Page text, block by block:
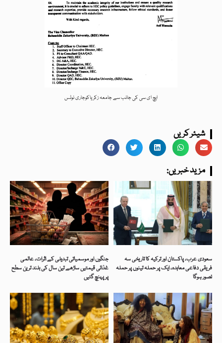
ایچ ای سی کی جانب سے جامعہ زکریاکوجاری نوٹس
شیئر کریں
:مزید خبریں
جنگوں اور موسمیاتی تبدیلی کے اثرات، عالمی
غذائی قیمتیں ساڑھے تین سال کی بلند ترین سطح
پر پہنچ گئیں
سعودی عرب، پاکستان اور ترکیہ کا تاریخی سہ
فریقی دفاعی معاہدہ، ایک پر حملہ تینوں پر حملہ
تصور ہوگا